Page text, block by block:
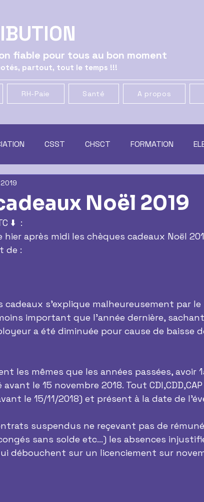
fiable pour tous au bon moment
partout, tout le temps !!!
RH-Paie Santé A propos
CSST CHSCT FORMATION
RACHAT
Noël 2019
⬇️  :
hier après midi les chèques cadeaux Noël
de :
cadeaux s'explique malheureusement par
important que l'année dernière,
a été diminuée pour cause de baisse
les mêmes que les années passées, avoir
le 15 novembre 2018. Tout
le 15/11/2018) et présent à la date de
suspendus ne reçevant pas de
sans solde etc...) les absences
débouchent sur un licenciement sur